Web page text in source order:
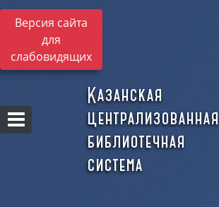
Версия сайта
для
слабовидящих
Казанская
централизованная
библиотечная
система